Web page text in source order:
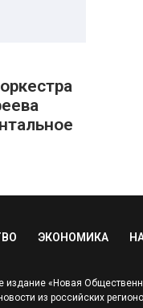
ЭКОНОМИКА
издание «Новая
из российских